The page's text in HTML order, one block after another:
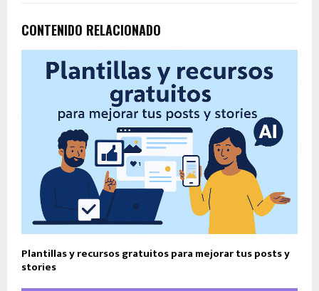
CONTENIDO RELACIONADO
Plantillas y recursos gratuitos para mejorar tus posts y
stories